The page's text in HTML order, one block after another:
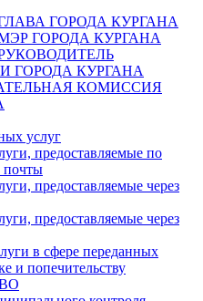
ГОРОДА КУРГАНА
ГОРОДА КУРГАНА
ГОРОДА КУРГАНА
КОМИССИЯ
услуг
предоставляемые по
почты
предоставляемые через
предоставляемые через
в сфере переданных
и попечительству